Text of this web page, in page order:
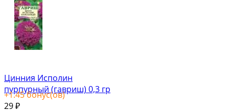
Цинния Исполин
пурпурный (гавриш) 0,3 гр
+1.45бонус(ов)
29 ₽